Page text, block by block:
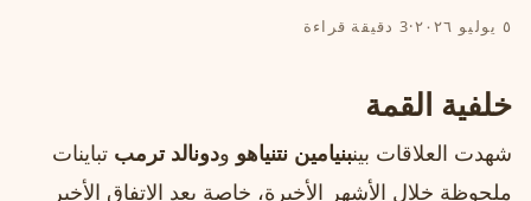
٥ يوليو ٢٠٢٦ ·3 دقيقة قراءة
خلفية القمة
شهدت العلاقات بينبنيامين نتنياهو ودونالد ترمب تباينات
ملحوظة خلال الأشهر الأخيرة، خاصة بعد الاتفاق الأخير